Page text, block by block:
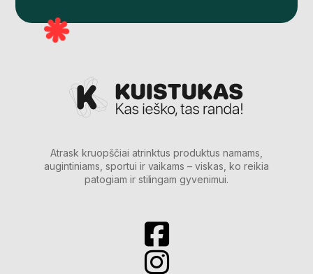
Atrask kruopščiai atrinktus produktus namams,
augintiniams, sportui ir vaikams – viskas, ko reikia
patogiam ir stilingam gyvenimui.